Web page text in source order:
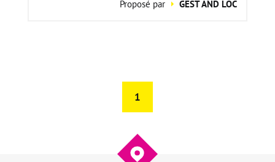
Proposé par
GEST AND LOC
1